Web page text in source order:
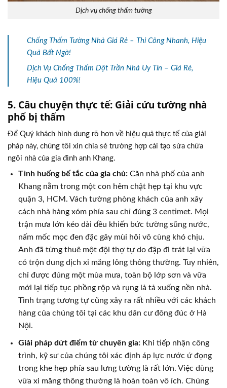
Dịch vụ chống thấm tường
Chống Thấm Tường Nhà Giá Rẻ – Thi Công Nhanh, Hiệu
Quả Bất Ngờ!
Dịch Vụ Chống Thấm Dột Trần Nhà Uy Tín – Giá Rẻ,
Hiệu Quả 100%!
5. Câu chuyện thực tế: Giải cứu tường nhà
phố bị thấm
Để Quý khách hình dung rõ hơn về hiệu quả thực tế của giải
pháp này, chúng tôi xin chia sẻ trường hợp cải tạo sửa chữa
ngôi nhà của gia đình anh Khang.
Tình huống bế tắc của gia chủ:Căn nhà phố của anh
Khang nằm trong một con hẻm chật hẹp tại khu vực
quận 3, HCM. Vách tường phòng khách của anh xây
cách nhà hàng xóm phía sau chỉ đúng 3 centimet. Mọi
trận mưa lớn kéo dài đều khiến bức tường sũng nước,
nấm mốc mọc đen đặc gây mùi hôi vô cùng khó chịu.
Anh đã từng thuê một đội thợ tự do đập đi trát lại vữa
có trộn dung dịch xi măng lỏng thông thường. Tuy nhiên,
chỉ được đúng một mùa mưa, toàn bộ lớp sơn và vữa
mới lại tiếp tục phồng rộp và rụng lả tả xuống nền nhà.
Tình trạng tương tự cũng xảy ra rất nhiều với các khách
hàng của chúng tôi tại các khu dân cư đông đúc ở Hà
Nội.
Giải pháp dứt điểm từ chuyên gia:Khi tiếp nhận công
trình, kỹ sư của chúng tôi xác định áp lực nước ứ đọng
trong khe hẹp phía sau lưng tường là rất lớn. Việc dùng
vữa xi măng thông thường là hoàn toàn vô ích. Chúng